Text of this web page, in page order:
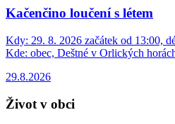
Kačenčino loučení s létem
Kdy: 29. 8. 2026 začátek od 13:00,
Kde: obec, Deštné v Orlických
29.8.2026
Život v obci